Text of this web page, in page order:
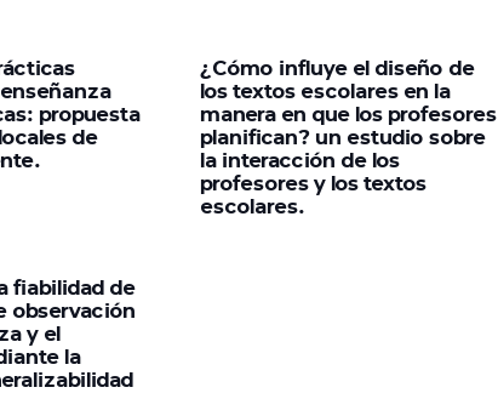
propuesta
de
¿Cómo influye el diseño de
los textos escolares en la
manera en que los profesores
planifican? un estudio sobre
la interacción de los
profesores y los textos
escolares.
fiabilidad de
observación
y el
la